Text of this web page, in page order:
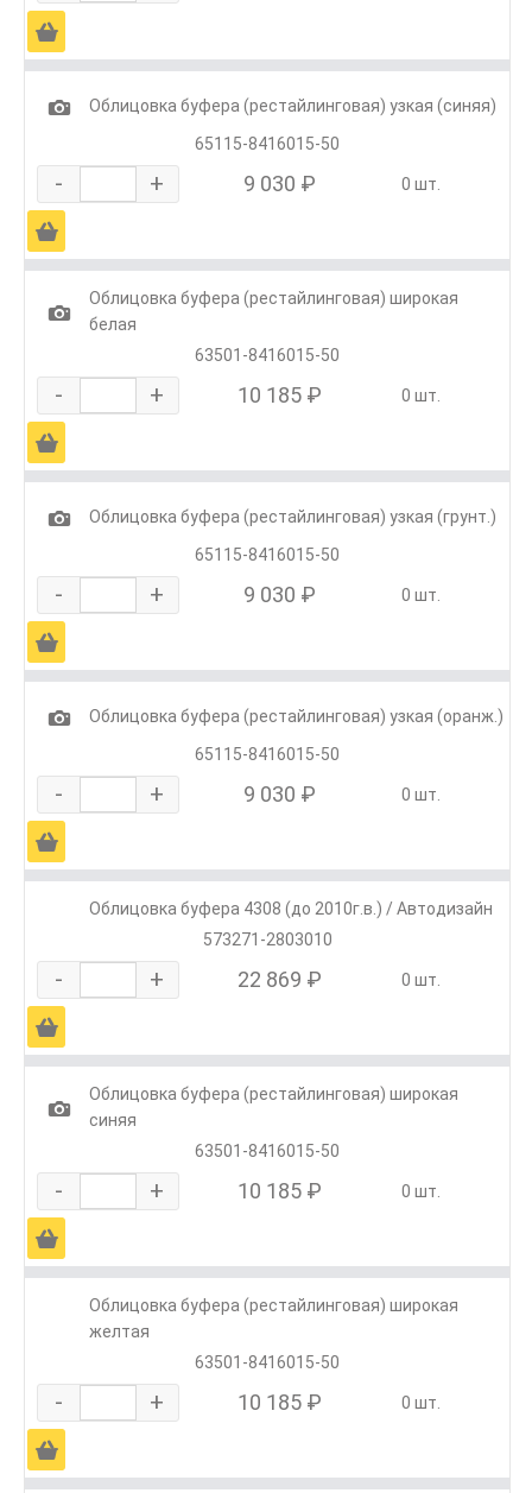
Ä
1
Облицовка буфера (рестайлинговая) узкая (синяя)
65115-8416015-50
- + 9 030 ₽ 0 шт.
Ä
1
Облицовка буфера (рестайлинговая) широкая
белая
63501-8416015-50
- + 10 185 ₽ 0 шт.
Ä
1
Облицовка буфера (рестайлинговая) узкая (грунт.)
65115-8416015-50
- + 9 030 ₽ 0 шт.
Ä
1
Облицовка буфера (рестайлинговая) узкая (оранж.)
65115-8416015-50
- + 9 030 ₽ 0 шт.
Ä
Облицовка буфера 4308 (до 2010г.в.) / Автодизайн
573271-2803010
- + 22 869 ₽ 0 шт.
Ä
1
Облицовка буфера (рестайлинговая) широкая
синяя
63501-8416015-50
- + 10 185 ₽ 0 шт.
Ä
Облицовка буфера (рестайлинговая) широкая
желтая
63501-8416015-50
- + 10 185 ₽ 0 шт.
Ä